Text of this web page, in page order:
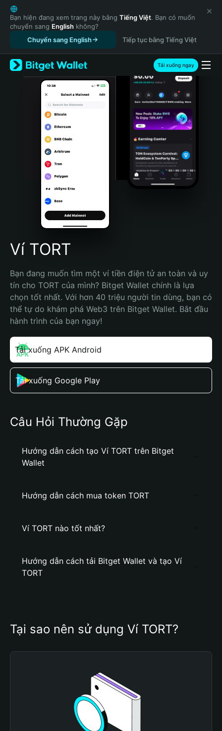
English
日本語
Tiếng Việt
Русский
Español (Latinoamérica)
Türkçe
Italiano
Português (Portugal)
Bahasa Indonesia
Português (Brasil)
Español (Argentina)
Bạn hiện đang xem trang này bằng Tiếng Việt. Bạn có muốn
chuyển sang English không?
Chuyển sang English
Tiếp tục bằng Tiếng Việt
Tải xuống ngay
Ví TORT
Bạn đang muốn tìm một ví tiền điện tử an toàn và uy
tín cho TORT của mình? Bitget Wallet chính là lựa
chọn tốt nhất. Với hơn 40 triệu người tin dùng, bạn có
thể tự do khám phá Web3 trên Bitget Wallet. Bắt đầu
hành trình của bạn ngay!
Tải xuống APK Android
Tải xuống Google Play
Câu Hỏi Thường Gặp
Hướng dẫn cách tạo Ví TORT trên Bitget
Wallet
Hướng dẫn cách mua token TORT
Ví TORT nào tốt nhất?
Hướng dẫn cách tải Bitget Wallet và tạo Ví
TORT
Tại sao nên sử dụng Ví TORT?